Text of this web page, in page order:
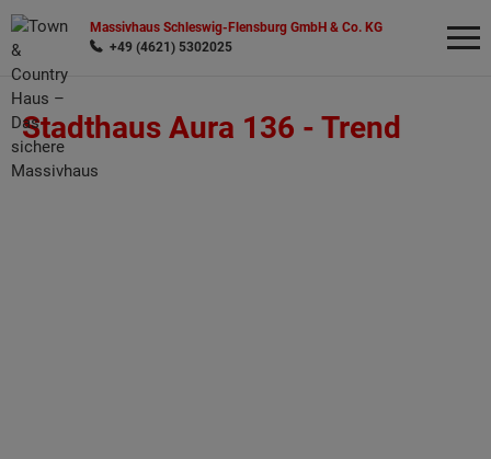
Massivhaus Schleswig-Flensburg GmbH & Co. KG
+49 (4621) 5302025
Stadthaus Aura 136 - Trend
Wonach möchten Sie suchen?